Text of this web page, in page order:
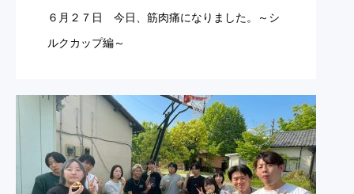
６月２７日 今日、筋肉痛になりました。～シ
ルクカップ編～